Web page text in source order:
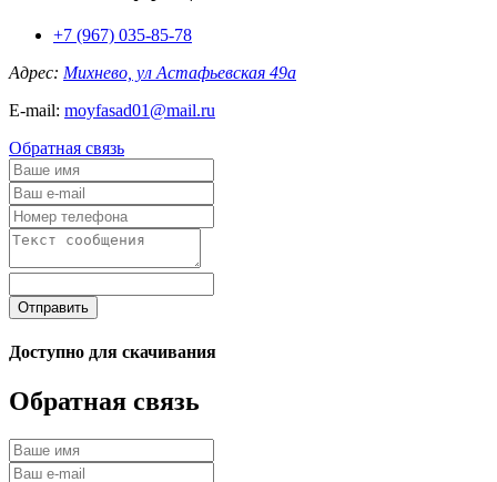
+7 (967) 035-85-78
Адрес: Михнево, ул Астафьевская 49а
E-mail: moyfasad01@mail.ru
Обратная связь
Отправить
Доступно для скачивания
Обратная связь